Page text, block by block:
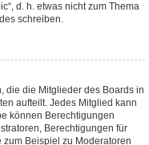
d. h. etwas nicht zum Thema
schreiben.
die die Mitglieder des Boards in
aufteilt. Jedes Mitglied kann
können Berechtigungen
Berechtigungen für
Beispiel zu Moderatoren